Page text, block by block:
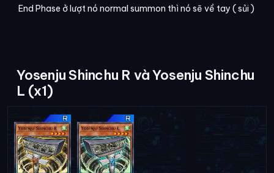
End Phase ở lượt nó normal summon thì nó sẽ về tay ( sủi )
Yosenju Shinchu R và Yosenju Shinchu
L (x1)